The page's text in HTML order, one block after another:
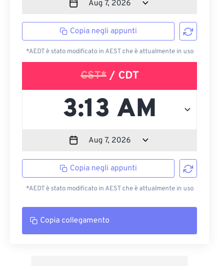
Copia negli appunti
*AEDT è stato modificato in AEST che è attualmente in uso
CST*/ CDT
Copia negli appunti
*AEDT è stato modificato in AEST che è attualmente in uso
Copia collegamento